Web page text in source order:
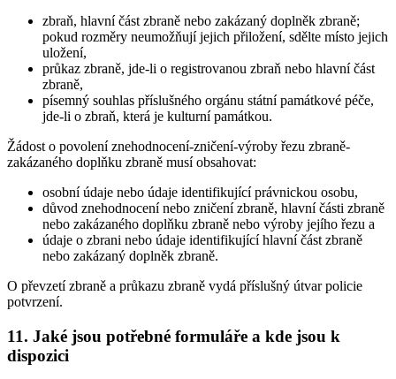
zbraň, hlavní část zbraně nebo zakázaný doplněk zbraně;
pokud rozměry neumožňují jejich přiložení, sdělte místo jejich
uložení,
průkaz zbraně, jde-li o registrovanou zbraň nebo hlavní část
zbraně,
písemný souhlas příslušného orgánu státní památkové péče,
jde-li o zbraň, která je kulturní památkou.
Žádost o povolení znehodnocení-zničení-výroby řezu zbraně-
zakázaného doplňku zbraně musí obsahovat:
osobní údaje nebo údaje identifikující právnickou osobu,
důvod znehodnocení nebo zničení zbraně, hlavní části zbraně
nebo zakázaného doplňku zbraně nebo výroby jejího řezu a
údaje o zbrani nebo údaje identifikující hlavní část zbraně
nebo zakázaný doplněk zbraně.
O převzetí zbraně a průkazu zbraně vydá příslušný útvar policie
potvrzení.
11. Jaké jsou potřebné formuláře a kde jsou k
dispozici